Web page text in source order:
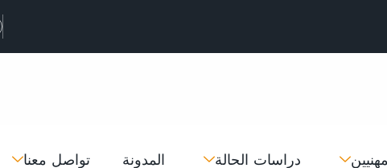
دراسات الحالة المدونة تواصل معنا